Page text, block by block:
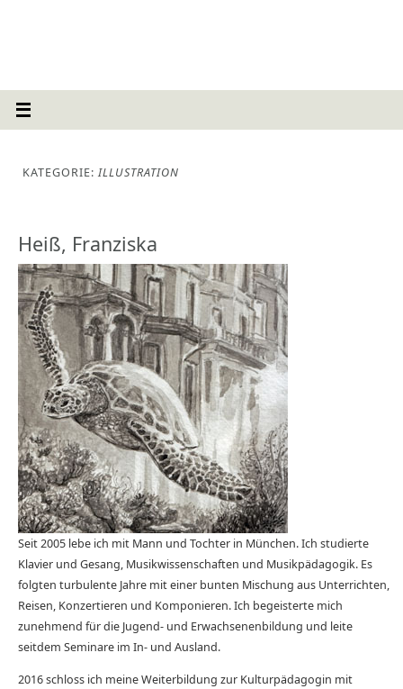
KATEGORIE: ILLUSTRATION
Heiß, Franziska
Seit 2005 lebe ich mit Mann und Tochter in München. Ich studierte
Klavier und Gesang, Musikwissenschaften und Musikpädagogik. Es
folgten turbulente Jahre mit einer bunten Mischung aus Unterrichten,
Reisen, Konzertieren und Komponieren. Ich begeisterte mich
zunehmend für die Jugend- und Erwachsenenbildung und leite
seitdem Seminare im In- und Ausland.
2016 schloss ich meine Weiterbildung zur Kulturpädagogin mit